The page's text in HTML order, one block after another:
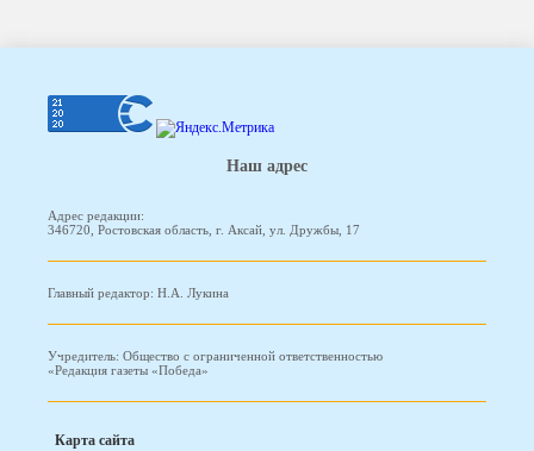
Наш адрес
Адрес редакции:
346720, Ростовская область, г. Аксай, ул. Дружбы, 17
Главный редактор: Н.А. Лукина
Учредитель: Общество с ограниченной ответственностью
«Редакция газеты «Победа»
Карта сайта